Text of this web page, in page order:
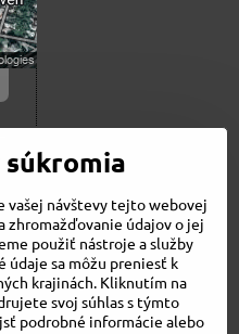
vašej návštevy tejto webovej
zhromažďovanie údajov o jej
použiť nástroje a služby
údaje sa môžu preniesť k
krajinách. Kliknutím na
svoj súhlas s týmto
podrobné informácie alebo